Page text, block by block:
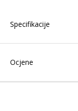
Specifikacije
Ocjene